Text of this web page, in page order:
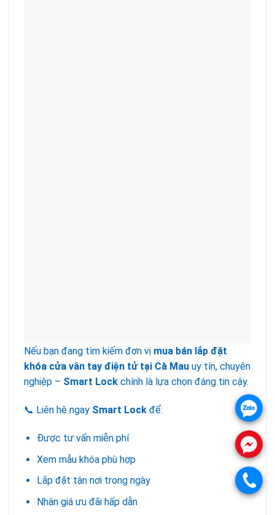
Nếu bạn đang tìm kiếm đơn vị mua bán lắp đặt
khóa cửa vân tay điện tử tại Cà Mau uy tín, chuyên
nghiệp – Smart Lock chính là lựa chọn đáng tin cậy.
📞 Liên hệ ngay Smart Lock để:
Được tư vấn miễn phí
Xem mẫu khóa phù hợp
Lắp đặt tận nơi trong ngày
Nhận giá ưu đãi hấp dẫn
.
.
.